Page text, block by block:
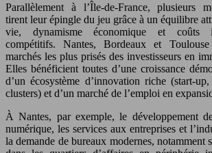
Parallèlement à l’Île-de-France, plusieurs
tirent leur épingle du jeu grâce à un équilibre
vie, dynamisme économique et coûts
compétitifs. Nantes, Bordeaux et
marchés les plus prisés des investisseurs en
Elles bénéficient toutes d’une croissance
d’un écosystème d’innovation riche (start-
clusters) et d’un marché de l’emploi en
À Nantes, par exemple, le développement
numérique, les services aux entreprises et
la demande de bureaux modernes, notamment